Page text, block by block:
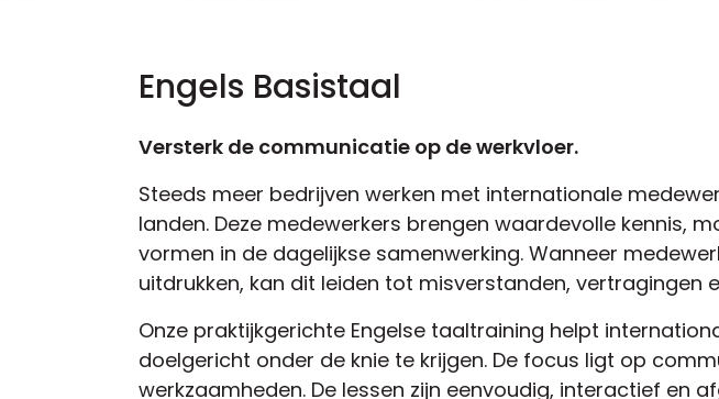
Engels Basistaal
Versterk de communicatie op de werkvloer.
Steeds meer bedrijven werken met internationale
landen. Deze medewerkers brengen waardevolle kennis,
vormen in de dagelijkse samenwerking. Wanneer
uitdrukken, kan dit leiden tot misverstanden, vertragingen
Onze praktijkgerichte Engelse taaltraining helpt
doelgericht onder de knie te krijgen. De focus ligt op
werkzaamheden. De lessen zijn eenvoudig, interactief en